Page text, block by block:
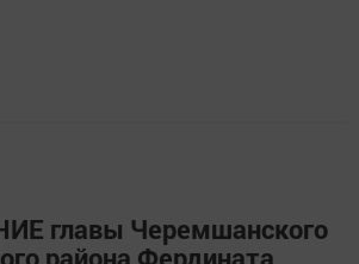
главы Черемшанского